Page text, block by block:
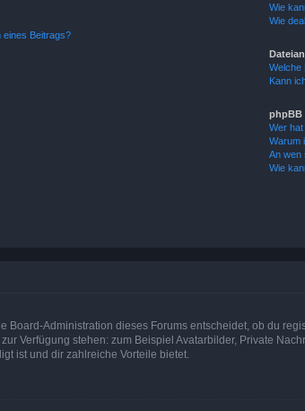
eines Beitrags?
Wie
Wie
Welche
Kann
phpBB
Wer
Warum
An wen
Wie
Board-Administration dieses Forums entscheidet, ob du
Verfügung stehen: zum Beispiel Avatarbilder, Private
ist und dir zahlreiche Vorteile bietet.